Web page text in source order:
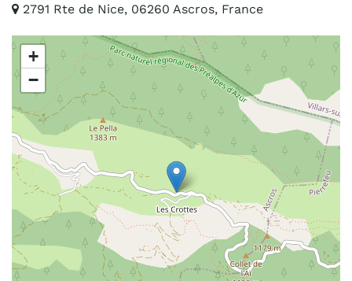
2791 Rte de Nice, 06260 Ascros, France
+
−